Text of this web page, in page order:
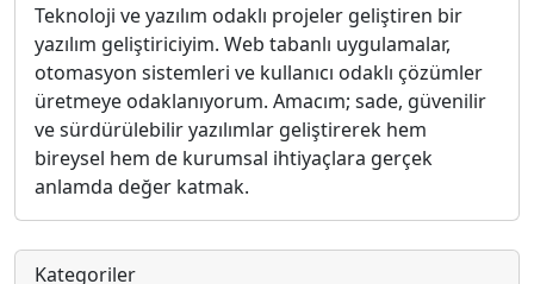
Teknoloji ve yazılım odaklı projeler geliştiren bir
yazılım geliştiriciyim. Web tabanlı uygulamalar,
otomasyon sistemleri ve kullanıcı odaklı çözümler
üretmeye odaklanıyorum. Amacım; sade, güvenilir
ve sürdürülebilir yazılımlar geliştirerek hem
bireysel hem de kurumsal ihtiyaçlara gerçek
anlamda değer katmak.
Kategoriler